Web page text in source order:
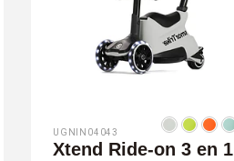
UGNIN04043
Xtend Ride-on 3 en 1